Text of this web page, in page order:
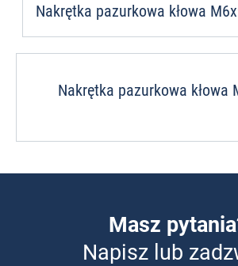
Nakrętka pazurkowa kłowa
Nakrętka pazurkowa kłowa
Masz
Napisz lub